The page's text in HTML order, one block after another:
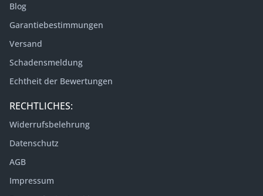
Blog
Garantiebestimmungen
Versand
Schadensmeldung
Echtheit der Bewertungen
RECHTLICHES:
Widerrufsbelehrung
Datenschutz
AGB
Impressum